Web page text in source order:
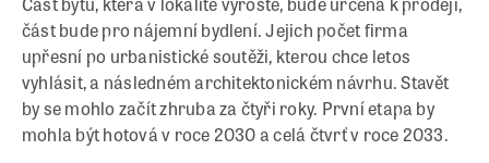
část bude pro nájemní bydlení. Jejich počet firma
upřesní po urbanistické soutěži, kterou chce letos
vyhlásit, a následném architektonickém návrhu. Stavět
by se mohlo začít zhruba za čtyři roky. První etapa by
mohla být hotová v roce 2030 a celá čtvrť v roce 2033.